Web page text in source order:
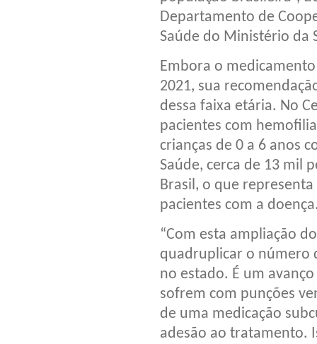
Departamento de
Saúde do Ministério da
Embora o
2021, sua
dessa faixa etária. No
pacientes com
crianças de 0 a 6 anos
Saúde, cerca de 13 mil
Brasil, o que
pacientes com a
“Com esta ampliação
quadruplicar o número
no estado. É um
sofrem com punções
de uma medicação
adesão ao tratamento.